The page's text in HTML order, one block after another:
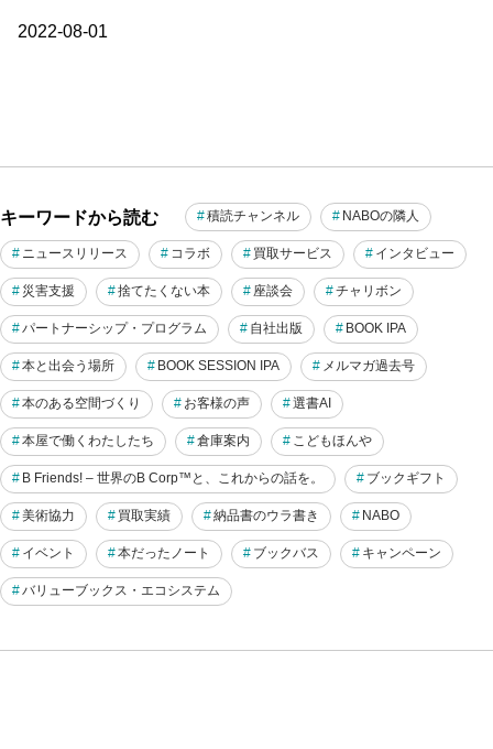
2022-08-01
キーワードから読む 積読チャンネル NABOの隣人
ニュースリリース コラボ 買取サービス インタビュー
災害支援 捨てたくない本 座談会 チャリボン
パートナーシップ・プログラム 自社出版 BOOK IPA
本と出会う場所 BOOK SESSION IPA メルマガ過去号
本のある空間づくり お客様の声 選書AI
本屋で働くわたしたち 倉庫案内 こどもほんや
B Friends! – 世界のB Corp™と、これからの話を。 ブックギフト
美術協力 買取実績 納品書のウラ書き NABO
イベント 本だったノート ブックバス キャンペーン
バリューブックス・エコシステム